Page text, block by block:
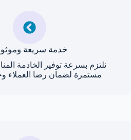
خدمة سريعة
نلتزم بسرعة توفير الخادمة
مستمرة لضمان رضا العملاء